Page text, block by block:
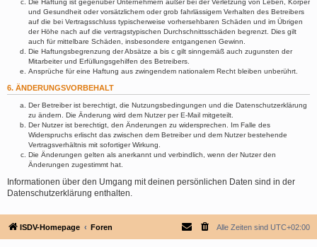
Die Haftung ist gegenüber Unternehmern außer bei der Verletzung von Leben, Körper
und Gesundheit oder vorsätzlichem oder grob fahrlässigem Verhalten des Betreibers
auf die bei Vertragsschluss typischerweise vorhersehbaren Schäden und im Übrigen
der Höhe nach auf die vertragstypischen Durchschnittsschäden begrenzt. Dies gilt
auch für mittelbare Schäden, insbesondere entgangenen Gewinn.
Die Haftungsbegrenzung der Absätze a bis c gilt sinngemäß auch zugunsten der
Mitarbeiter und Erfüllungsgehilfen des Betreibers.
Ansprüche für eine Haftung aus zwingendem nationalem Recht bleiben unberührt.
6. ÄNDERUNGSVORBEHALT
Der Betreiber ist berechtigt, die Nutzungsbedingungen und die Datenschutzerklärung
zu ändern. Die Änderung wird dem Nutzer per E-Mail mitgeteilt.
Der Nutzer ist berechtigt, den Änderungen zu widersprechen. Im Falle des
Widerspruchs erlischt das zwischen dem Betreiber und dem Nutzer bestehende
Vertragsverhältnis mit sofortiger Wirkung.
Die Änderungen gelten als anerkannt und verbindlich, wenn der Nutzer den
Änderungen zugestimmt hat.
Informationen über den Umgang mit deinen persönlichen Daten sind in der
Datenschutzerklärung enthalten.
ISDV-Homepage Foren Alle Zeiten sind UTC+02:00